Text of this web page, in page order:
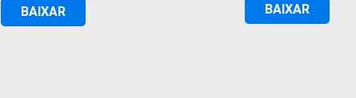
BAIXAR
BAIXAR